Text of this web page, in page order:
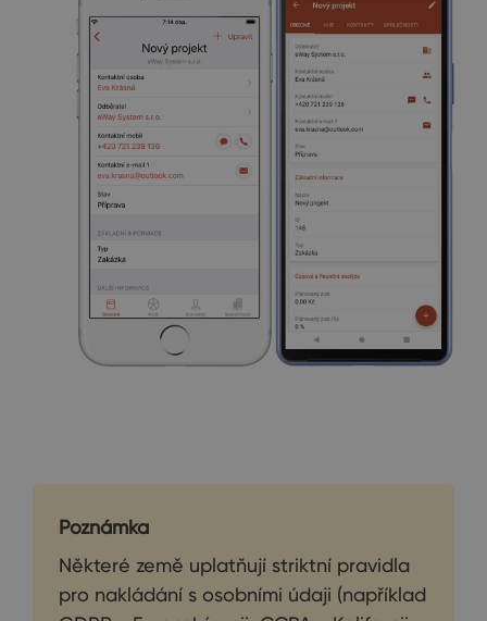
Poznámka
Některé země uplatňují striktní pravidla
pro nakládání s osobními údaji (například